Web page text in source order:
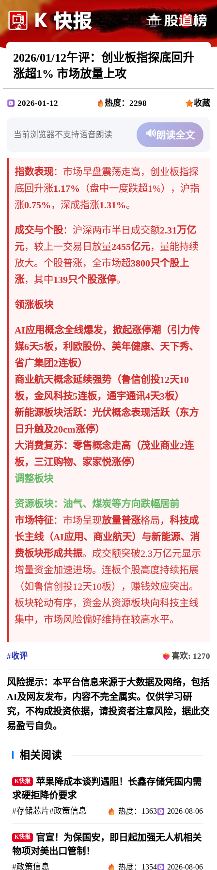
2026/01/12午评：创业板指探底回升
涨超1% 市场放量上攻
2026-01-12 热度：2298 收藏
当前浏览器不支持语音朗读 🔊朗读全文
指数表现​：市场早盘震荡走高，创业板指探
底回升涨1.17%
（盘中一度跌超1%），沪指
涨0.75% ，深成指涨1.31%。
成交与个股​：沪深两市半日成交额2.31万亿
元，较上一交易日放量2455亿元，量能持续
放大。个股普涨，全市场超3800只个股上
涨，其中139只个股涨停。
领涨板块​
AI应用概念全线爆发，掀起涨停潮（引力传
媒6天5板，利欧股份、美年健康、天下秀、
省广集团2连板）
商业航天概念延续强势（鲁信创投12天10
板，金风科技5连板，通宇通讯4天3板）
新能源板块活跃：光伏概念表现活跃（东方
日升触及20cm涨停）
大消费复苏：零售概念走高（茂业商业2连
板，三江购物、家家悦涨停）
调整板块​
资源板块：油气、煤炭等方向跌幅居前
市场特征​：市场呈现放量普涨格局，科技成
长主线（AI应用、商业航天）与新能源、消
费板块形成共振。成交额突破2.3万亿元显示
增量资金加速进场。连板个股高度持续拓展
（如鲁信创投12天10板），赚钱效应突出。
板块轮动有序，资金从资源板块向科技主线
集中，市场风险偏好维持在较高水平。
#收评 喜欢: 1270
风险提示：本平台信息来源于大数据及网络，包括
AI及网友发布，内容不完全属实。仅供学习研
究，不构成投资依据，请投资者注意风险，据此交
易盈亏自负。
相关阅读
K快报
苹果降成本谈判遇阻！长鑫存储凭国内需
求硬拒降价要求
#存储芯片#政策信息 热度：1363 2026-08-06
K快报
官宣！为保国安，即日起加强无人机相关
物项对美出口管制！
#政策信息 热度：1354 2026-08-06